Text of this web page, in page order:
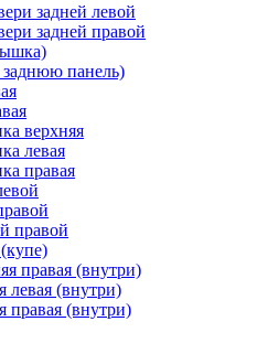
задней левой
задней правой
панель)
верхняя
левая
правая
правой
правая (внутри)
левая (внутри)
правая (внутри)